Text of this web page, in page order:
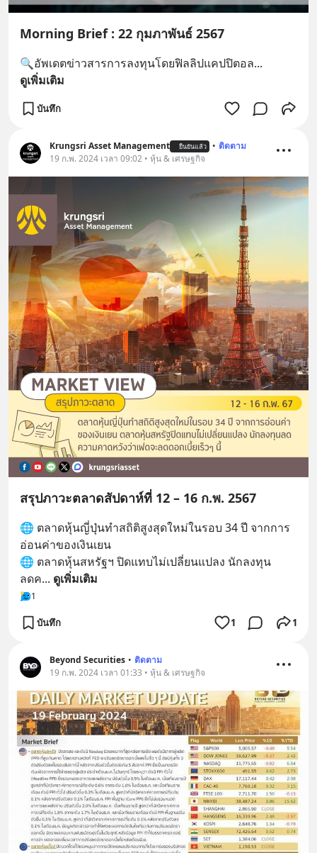
Morning Brief : 22 กุมภาพันธ์ 2567
🔍อัพเดตข่าวสารการลงทุนโดยฟิลลิปแคปปิตอล...
ดูเพิ่มเติม
บันทึก
Krungsri Asset Management ยืนยันแล้ว • ติดตาม
19 ก.พ. 2024 เวลา 09:02 • หุ้น & เศรษฐกิจ
สรุปภาวะตลาดสัปดาห์ที่ 12 – 16 ก.พ. 2567
🌐 ตลาดหุ้นญี่ปุ่นทำสถิติสูงสุดใหม่ในรอบ 34 ปี จากการ
อ่อนค่าของเงินเยน
🌐 ตลาดหุ้นสหรัฐฯ ปิดแทบไม่เปลี่ยนแปลง นักลงทุน
ลดค... ดูเพิ่มเติม
1
บันทึก 1 1
Beyond Securities • ติดตาม
19 ก.พ. 2024 เวลา 01:33 • หุ้น & เศรษฐกิจ